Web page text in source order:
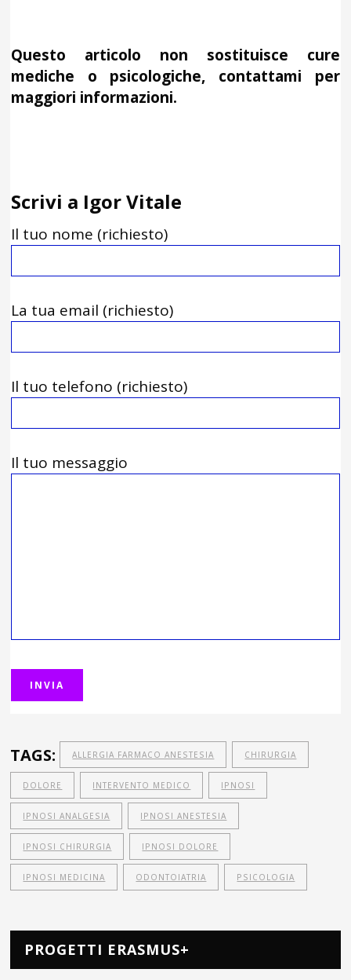
Questo articolo non sostituisce cure
mediche o psicologiche, contattami per
maggiori informazioni.
Scrivi a Igor Vitale
Il tuo nome (richiesto)
La tua email (richiesto)
Il tuo telefono (richiesto)
Il tuo messaggio
TAGS: ALLERGIA FARMACO ANESTESIA CHIRURGIA
DOLORE INTERVENTO MEDICO IPNOSI
IPNOSI ANALGESIA IPNOSI ANESTESIA
IPNOSI CHIRURGIA IPNOSI DOLORE
IPNOSI MEDICINA ODONTOIATRIA PSICOLOGIA
PROGETTI ERASMUS+